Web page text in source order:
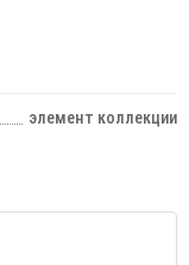
элемент коллекции